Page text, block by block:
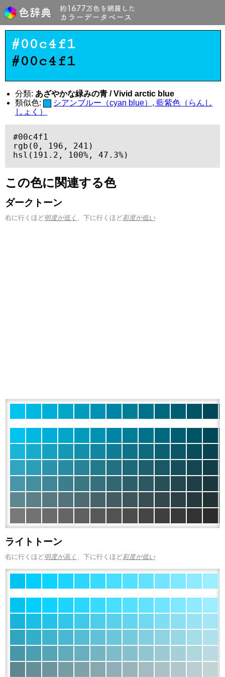
#00c4f1
#00c4f1
分類: あざやかな緑みの青 / Vivid arctic blue
類似色:
シアンブルー（cyan blue）, 藍紫色（らんし
しょく）
#00c4f1
rgb(0, 196, 241)
hsl(191.2, 100%, 47.3%)
この色に関連する色
ダークトーン
右に行くほど明度が低く 、下に行くほど彩度が低い
ライトトーン
右に行くほど明度が高く 、下に行くほど彩度が低い